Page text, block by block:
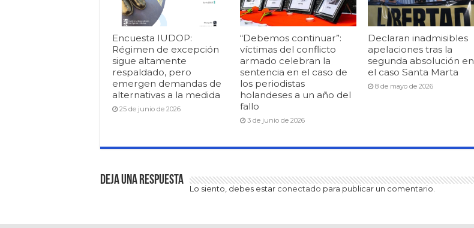
Encuesta IUDOP:
Régimen de excepción
sigue altamente
respaldado, pero
emergen demandas de
alternativas a la medida
25 de junio de 2026
“Debemos continuar”:
víctimas del conflicto
armado celebran la
sentencia en el caso de
los periodistas
holandeses a un año del
fallo
3 de junio de 2026
Declaran inadmisibles
apelaciones tras la
segunda absolución en
el caso Santa Marta
8 de mayo de 2026
Deja una respuesta
Lo siento, debes estar conectado para publicar un comentario.